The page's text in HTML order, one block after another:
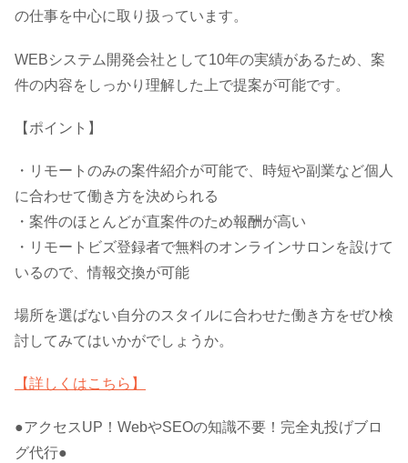
の仕事を中心に取り扱っています。
WEBシステム開発会社として10年の実績があるため、案
件の内容をしっかり理解した上で提案が可能です。
【ポイント】
・リモートのみの案件紹介が可能で、時短や副業など個人
に合わせて働き方を決められる
・案件のほとんどが直案件のため報酬が高い
・リモートビズ登録者で無料のオンラインサロンを設けて
いるので、情報交換が可能
場所を選ばない自分のスタイルに合わせた働き方をぜひ検
討してみてはいかがでしょうか。
【詳しくはこちら】
●アクセスUP！WebやSEOの知識不要！完全丸投げブロ
グ代行●